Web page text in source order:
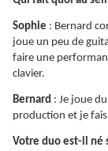
Sophie : Bernard
joue un peu de
faire une
clavier.
Bernard : Je joue
production et je
Votre duo est-il né